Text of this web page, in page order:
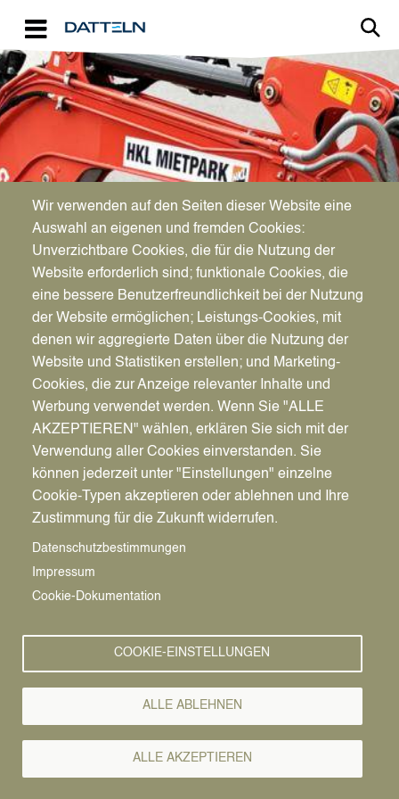
Aktueller Verdachtspunkt
Pfadnavigation
Startseite
Verdachtspunkte
Am
Mühlenbach
Messungen weisen auf drei Metallteile hin,
Mobilitätseingeschränkte Personen melden
sich telefonisch
Wir verwenden auf den Seiten dieser Website eine
Auswahl an eigenen und fremden Cookies:
Unverzichtbare Cookies, die für die Nutzung der
Website erforderlich sind; funktionale Cookies, die
eine bessere Benutzerfreundlichkeit bei der Nutzung
der Website ermöglichen; Leistungs-Cookies, mit
denen wir aggregierte Daten über die Nutzung der
Website und Statistiken erstellen; und Marketing-
Cookies, die zur Anzeige relevanter Inhalte und
Werbung verwendet werden. Wenn Sie "ALLE
AKZEPTIEREN" wählen, erklären Sie sich mit der
Verwendung aller Cookies einverstanden. Sie
können jederzeit unter "Einstellungen" einzelne
Cookie-Typen akzeptieren oder ablehnen und Ihre
Zustimmung für die Zukunft widerrufen.
Datenschutzbestimmungen
Impressum
Cookie-Dokumentation
COOKIE-EINSTELLUNGEN
ALLE ABLEHNEN
ALLE AKZEPTIEREN